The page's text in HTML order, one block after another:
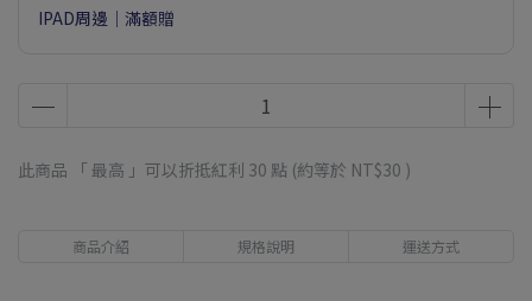
IPAD周邊｜滿額贈
此商品 「 最高 」可以折抵紅利 30 點 (約等於 NT$30 )
商品介紹 規格說明 運送方式